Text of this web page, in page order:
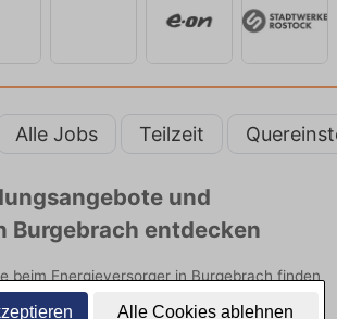
Alle Cookies ablehnen
Alle Jobs Teilzeit
und
Burgebrach entdecken
beim Energieversorger in Burgebrach finden
Entdecken Sie freie Optionen von Top-